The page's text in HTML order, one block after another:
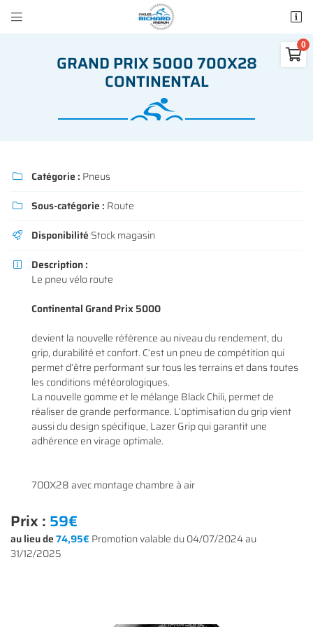
 
01 64 34 07 57

Il n'y a aucun produit dans votre panier
VALIDER VOTRE PANIER
Adresse email de réception
Rafraîchir le captcha
En cochant cette case, vous consentez à recevoir nos propositions commerciales à
l'adresse email indiqué ci-dessus. Vous pouvez vous désinscrire à tout moment en
utilisantle formulaire de désinscription.
INSCRIPTION
GRAND PRIX 5000 700X28
CONTINENTAL
 Catégorie : Pneus
 Sous-catégorie : Route
 Disponibilité Stock magasin

Description :
Le pneu vélo route
Continental Grand Prix 5000
devient la nouvelle référence au niveau du rendement, du
grip, durabilité et confort. C’est un pneu de compétition qui
permet d’être performant sur tous les terrains et dans toutes
les conditions météorologiques.
La nouvelle gomme et le mélange Black Chili, permet de
réaliser de grande performance. L’optimisation du grip vient
aussi du design spécifique, Lazer Grip qui garantit une
adhérence en virage optimale.
700X28 avec montage chambre à air
Prix : 59€
au lieu de74,95€ Promotion valable du 04/07/2024 au
31/12/2025